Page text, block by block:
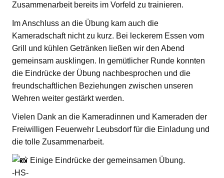
Zusammenarbeit bereits im Vorfeld zu trainieren.
Im Anschluss an die Übung kam auch die
Kameradschaft nicht zu kurz. Bei leckerem Essen vom
Grill und kühlen Getränken ließen wir den Abend
gemeinsam ausklingen. In gemütlicher Runde konnten
die Eindrücke der Übung nachbesprochen und die
freundschaftlichen Beziehungen zwischen unseren
Wehren weiter gestärkt werden.
Vielen Dank an die Kameradinnen und Kameraden der
Freiwilligen Feuerwehr Leubsdorf für die Einladung und
die tolle Zusammenarbeit.
Einige Eindrücke der gemeinsamen Übung.
-HS-